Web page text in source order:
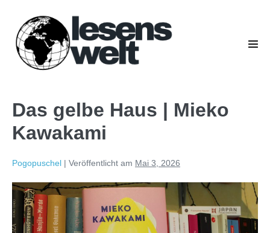
Das gelbe Haus | Mieko
Kawakami
Pogopuschel | Veröffentlicht am Mai 3, 2026